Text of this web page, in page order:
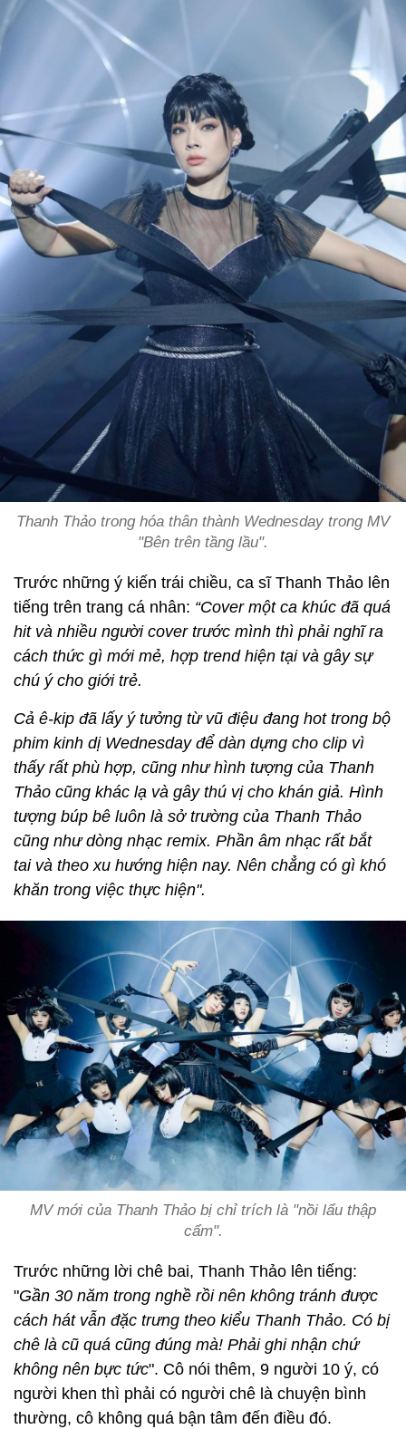
Thanh Thảo trong hóa thân thành Wednesday trong MV
"Bên trên tầng lầu".
Trước những ý kiến trái chiều, ca sĩ Thanh Thảo lên
tiếng trên trang cá nhân: “Cover một ca khúc đã quá
hit và nhiều người cover trước mình thì phải nghĩ ra
cách thức gì mới mẻ, hợp trend hiện tại và gây sự
chú ý cho giới trẻ.
Cả ê-kip đã lấy ý tưởng từ vũ điệu đang hot trong bộ
phim kinh dị Wednesday để dàn dựng cho clip vì
thấy rất phù hợp, cũng như hình tượng của Thanh
Thảo cũng khác lạ và gây thú vị cho khán giả. Hình
tượng búp bê luôn là sở trường của Thanh Thảo
cũng như dòng nhạc remix. Phần âm nhạc rất bắt
tai và theo xu hướng hiện nay. Nên chẳng có gì khó
khăn trong việc thực hiện".
MV mới của Thanh Thảo bị chỉ trích là "nồi lẩu thập
cẩm".
Trước những lời chê bai, Thanh Thảo lên tiếng:
"Gần 30 năm trong nghề rồi nên không tránh được
cách hát vẫn đặc trưng theo kiểu Thanh Thảo. Có bị
chê là cũ quá cũng đúng mà! Phải ghi nhận chứ
không nên bực tức". Cô nói thêm, 9 người 10 ý, có
người khen thì phải có người chê là chuyện bình
thường, cô không quá bận tâm đến điều đó.